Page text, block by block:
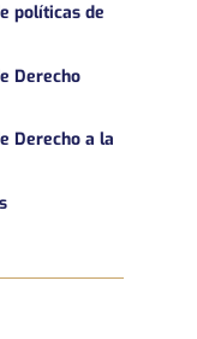
políticas de
Derecho
Derecho a la